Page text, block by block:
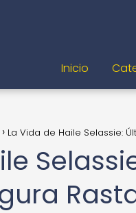
Inicio
La Vida de Haile Selassie: